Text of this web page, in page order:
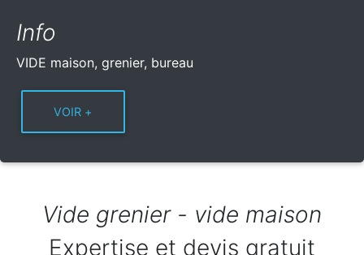
Info
VIDE maison, grenier, bureau
Vide grenier - vide maison
Expertise et devis gratuit